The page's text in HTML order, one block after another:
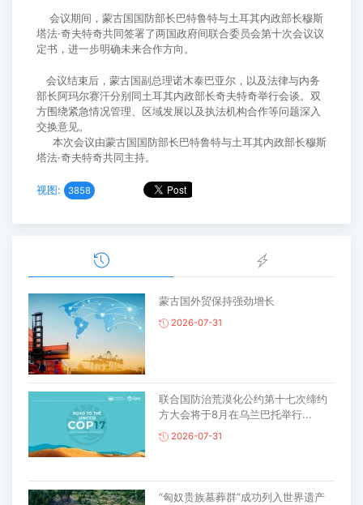
会议期间，蒙古国国防部长巴特鲁特与土耳其内政部长穆斯
塔法·奇夫特奇共同签署了两国政府间联合委员会第十次会议议
定书，进一步明确未来合作方向。
会议结束后，蒙古国副总理诺木泰巴亚尔，以及法律与内务
部长阿玛尔赛汗分别同土耳其内政部长奇夫特奇举行会谈。双
方围绕紧急情况管理、区域发展以及执法机构合作等问题深入
交换意见。
本次会议由蒙古国国防部长巴特鲁特与土耳其内政部长穆斯
塔法·奇夫特奇共同主持。
视图: 3858
蒙古国外贸保持强劲增长
2026-07-31
联合国防治荒漠化公约第十七次缔约
方大会将于8月在乌兰巴托举行...
2026-07-31
“匈奴贵族墓葬群”成功列入世界遗产